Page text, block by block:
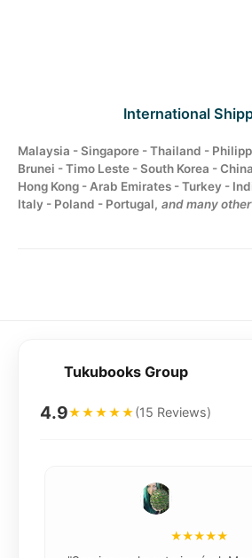
International
Malaysia - Singapore - Thailand -
Brunei - Timo Leste - South Korea -
Hong Kong - Arab Emirates - Turkey -
Italy - Poland - Portugal, and many
Tukubooks Group
4.9★★★★★(15 Reviews)
★★★★★